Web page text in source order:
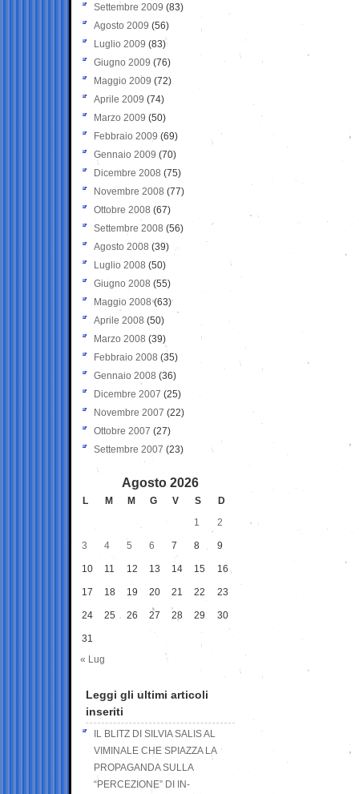
Settembre 2009 (83)
Agosto 2009 (56)
Luglio 2009 (83)
Giugno 2009 (76)
Maggio 2009 (72)
Aprile 2009 (74)
Marzo 2009 (50)
Febbraio 2009 (69)
Gennaio 2009 (70)
Dicembre 2008 (75)
Novembre 2008 (77)
Ottobre 2008 (67)
Settembre 2008 (56)
Agosto 2008 (39)
Luglio 2008 (50)
Giugno 2008 (55)
Maggio 2008(63)
Aprile 2008 (50)
Marzo 2008 (39)
Febbraio 2008 (35)
Gennaio 2008 (36)
Dicembre 2007 (25)
Novembre 2007 (22)
Ottobre 2007 (27)
Settembre 2007 (23)
Agosto 2026
L M M G V S
D
1
2
3 4 5 6 7 8 9
10 11 12 13 14 15 16
17 18 19 20 21 22 23
24 25 26 27 28 29 30
31
« Lug
Leggi gli ultimi articoli
inseriti
IL BLITZ DI SILVIA SALIS AL
VIMINALE CHE SPIAZZA LA
PROPAGANDA SULLA
“PERCEZIONE” DI IN-